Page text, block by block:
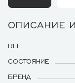
ОПИСАНИЕ
REF.
СОСТОЯНИЕ
БРЕНД